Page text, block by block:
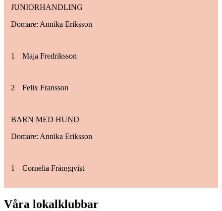
JUNIORHANDLING
Domare: Annika Eriksson
1 Maja Fredriksson
2 Felix Fransson
BARN MED HUND
Domare: Annika Eriksson
1 Cornelia Frängqvist
Våra lokalklubbar